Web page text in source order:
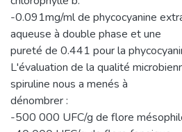
-0.091mg/ml de phycocyanine
aqueuse à double phase et une
pureté de 0.441 pour la
L'évaluation de la qualité
spiruline nous a menés à
dénombrer :
-500 000 UFC/g de flore